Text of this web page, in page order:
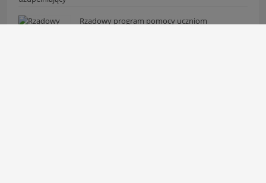
Rządowy program pomocy uczniom